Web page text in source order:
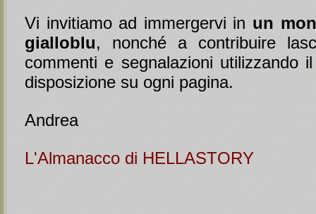
Vi invitiamo ad immergervi in un
gialloblu, nonché a contribuire
commenti e segnalazioni utilizzando
disposizione su ogni pagina.
Andrea
L'Almanacco di HELLASTORY